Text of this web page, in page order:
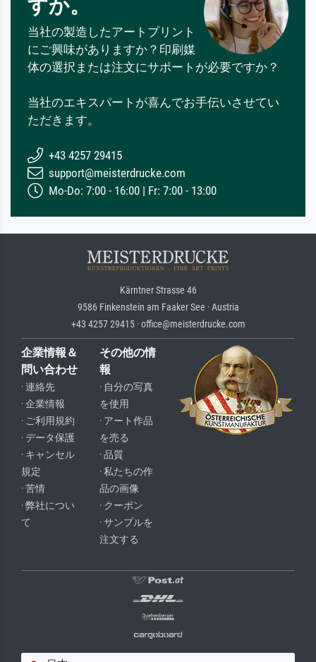
すか。
当社の製造したアートプリント
にご興味がありますか？印刷媒
体の選択または注文にサポートが必要ですか？
当社のエキスパートが喜んでお手伝いさせてい
ただきます。
+43 4257 29415
support@meisterdrucke.com
Mo-Do: 7:00 - 16:00 | Fr: 7:00 - 13:00
Kärntner Strasse 46
9586 Finkenstein am Faaker See · Austria
+43 4257 29415 · office@meisterdrucke.com
企業情報＆
問い合わせ
· 連絡先
· 企業情報
· ご利用規約
· データ保護
· キャンセル
規定
· 苦情
· 弊社につい
て
その他の情
報
· 自分の写真
を使用
· アート作品
を売る
· 品質
· 私たちの作
品の画像
· クーポン
· サンプルを
注文する